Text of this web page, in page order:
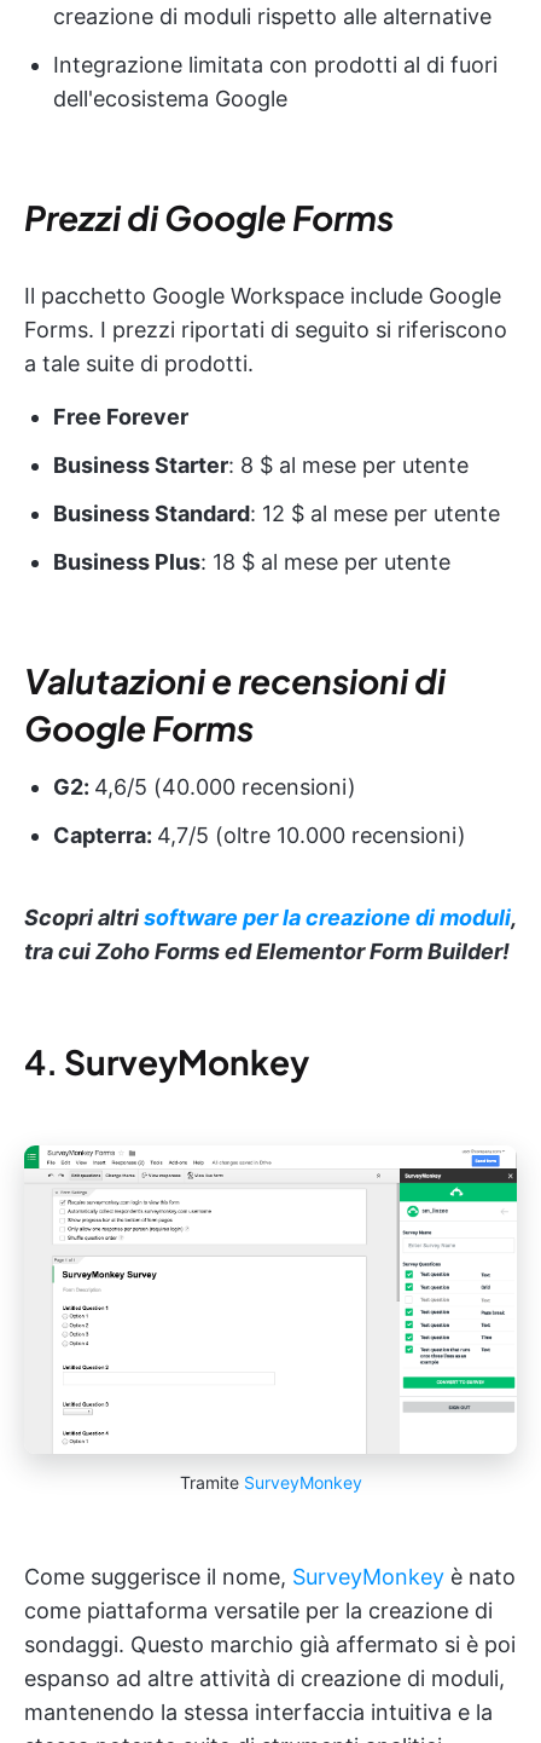
creazione di moduli rispetto alle alternative
Integrazione limitata con prodotti al di fuori
dell'ecosistema Google
Prezzi di Google Forms
Il pacchetto Google Workspace include Google
Forms. I prezzi riportati di seguito si riferiscono
a tale suite di prodotti.
Free Forever
Business Starter: 8 $ al mese per utente
Business Standard: 12 $ al mese per utente
Business Plus: 18 $ al mese per utente
Valutazioni e recensioni di
Google Forms
G2: 4,6/5 (40.000 recensioni)
Capterra: 4,7/5 (oltre 10.000 recensioni)
Scopri altrisoftware per la creazione di moduli,
tra cui Zoho Forms ed Elementor Form Builder!
4. SurveyMonkey
Tramite SurveyMonkey
Come suggerisce il nome, SurveyMonkey è nato
come piattaforma versatile per la creazione di
sondaggi. Questo marchio già affermato si è poi
espanso ad altre attività di creazione di moduli,
mantenendo la stessa interfaccia intuitiva e la